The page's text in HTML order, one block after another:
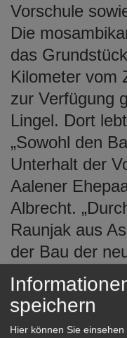
Vorschule
Die
das
Kilometer vom
zur Verfügung
Lingel. Dort
„Sowohl den
Unterhalt der
Aalener
Albrecht.
Raunjak aus
der Bau der
Lingel. Sowohl
die Schule
speichern
Hier können Sie